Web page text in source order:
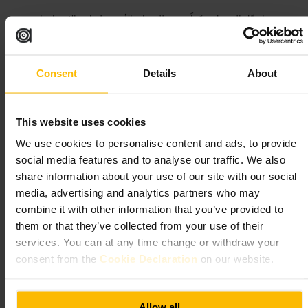
Consent Details About
This website uses cookies
We use cookies to personalise content and ads, to provide
social media features and to analyse our traffic. We also
share information about your use of our site with our social
media, advertising and analytics partners who may
combine it with other information that you’ve provided to
them or that they’ve collected from your use of their
services. You can at any time change or withdraw your
consent from the Cookie Declaration on our website.
افضّل الوصول مبكراً في عطلة نهاية الأسبوع لتفادي الازدحام. احضر
بطاقة نقدية وبطاقة لاستخراج الفاتورة إذا تحتاج. اطلب كوكتيلات مميزة
للصور، وشارك الطاولات الصغيرة مع مجموعات أخرى إذا كانت مزدحمة.
&utm_content=control&utm_medium=organic&utm_source=gbp&
فاوند
المأكولات والمشروبات•بار
٤٫٧
٤٫٨
“كوكتيلات مريحة وجو مريح للمساء”